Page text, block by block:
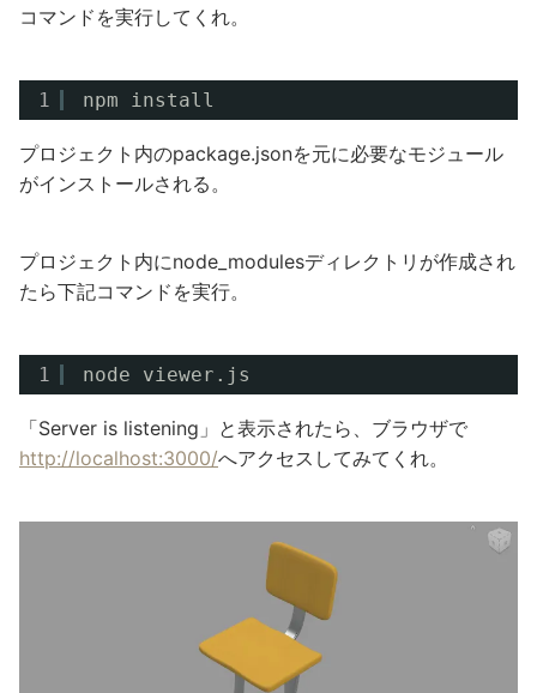
コマンドを実行してくれ。
1 npm install
プロジェクト内のpackage.jsonを元に必要なモジュール
がインストールされる。
プロジェクト内にnode_modulesディレクトリが作成され
たら下記コマンドを実行。
1 node viewer.js
「Server is listening」と表示されたら、ブラウザで
http://localhost:3000/へアクセスしてみてくれ。